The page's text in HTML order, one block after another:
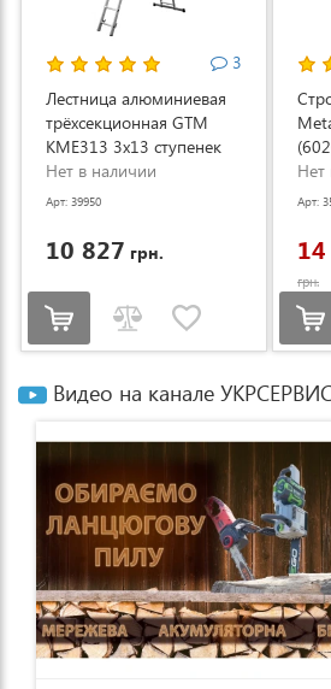
3
Лестница алюминиевая
трёхсекционная GTM
KME313 3x13 ступенек
3.53-8.93м (KME313)
Нет в наличии
Арт: 39950
10 827 грн.
Нет
Арт:
грн.
Видео на канале